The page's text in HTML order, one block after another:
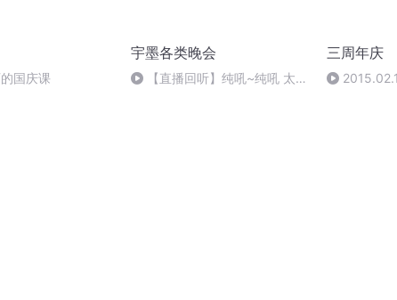
国庆课
宇墨各类晚会
【直播回听】纯吼~纯吼 太T
三周年庆